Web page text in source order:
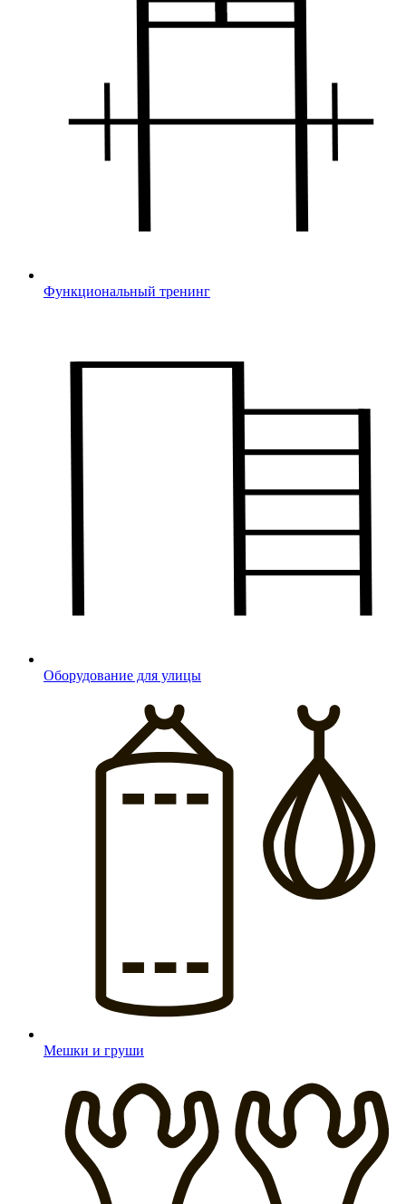
Функциональный тренинг
Оборудование для улицы
Мешки и груши